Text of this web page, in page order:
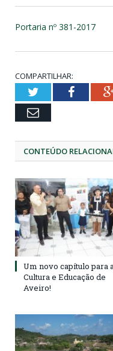
Portaria nº 381-2017
COMPARTILHAR:
Twitter
Email
CONTEÚDO
Um novo capítulo para
Cultura e Educação de
Aveiro!